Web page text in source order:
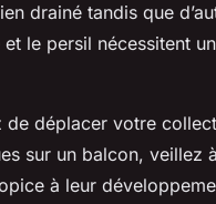
drainé tandis que
le persil nécessitent
de déplacer votre
sur un balcon, veillez
à leur